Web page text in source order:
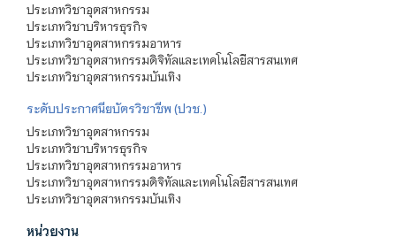
ประเภทวิชาอุตสาหกรรม
ประเภทวิชาบริหารธุรกิจ
ประเภทวิชาอุตสาหกรรมอาหาร
ประเภทวิชาอุตสาหกรรมดิจิทัลและเทคโนโลยีสารสนเทศ
ประเภทวิชาอุตสาหกรรมบันเทิง
ระดับประกาศนียบัตรวิชาชีพ (ปวช.)
ประเภทวิชาอุตสาหกรรม
ประเภทวิชาบริหารธุรกิจ
ประเภทวิชาอุตสาหกรรมอาหาร
ประเภทวิชาอุตสาหกรรมดิจิทัลและเทคโนโลยีสารสนเทศ
ประเภทวิชาอุตสาหกรรมบันเทิง
หน่วยงาน